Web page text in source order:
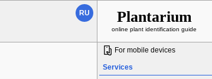
RU Plantarium
online plant identification guide
For mobile devices
Services